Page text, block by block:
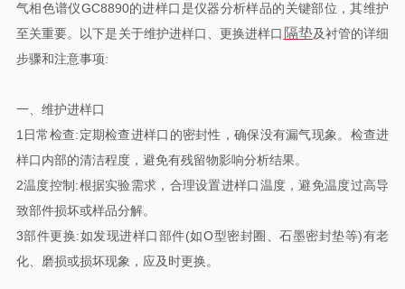
气相色谱仪GC8890的进样口是仪器分析样品的关键部位，其维护
至关重要。以下是关于维护进样口、更换进样口 隔垫及衬管的详细
步骤和注意事项:
一、维护进样口
1日常检查:定期检查进样口的密封性，确保没有漏气现象。检查进
样口内部的清洁程度，避免有残留物影响分析结果。
2温度控制:根据实验需求，合理设置进样口温度，避免温度过高导
致部件损坏或样品分解。
3部件更换:如发现进样口部件(如O型密封圈、石墨密封垫等)有老
化、磨损或损坏现象，应及时更换。